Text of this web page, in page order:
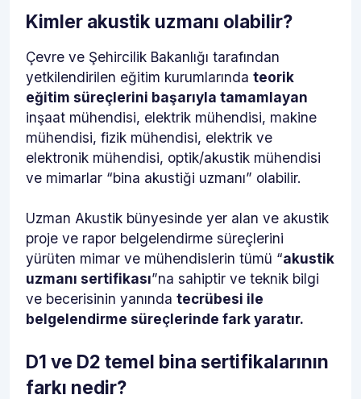
Kimler akustik uzmanı olabilir?
Çevre ve Şehircilik Bakanlığı tarafından
yetkilendirilen eğitim kurumlarında teorik
eğitim süreçlerini başarıyla tamamlayan
inşaat mühendisi, elektrik mühendisi, makine
mühendisi, fizik mühendisi, elektrik ve
elektronik mühendisi, optik/akustik mühendisi
ve mimarlar “bina akustiği uzmanı” olabilir.
Uzman Akustik bünyesinde yer alan ve akustik
proje ve rapor belgelendirme süreçlerini
yürüten mimar ve mühendislerin tümü “akustik
uzmanı sertifikası”na sahiptir ve teknik bilgi
ve becerisinin yanında tecrübesi ile
belgelendirme süreçlerinde fark yaratır.
D1 ve D2 temel bina sertifikalarının
farkı nedir?